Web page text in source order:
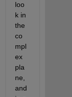
loo
k in
the
co
mpl
ex
pla
ne,
and